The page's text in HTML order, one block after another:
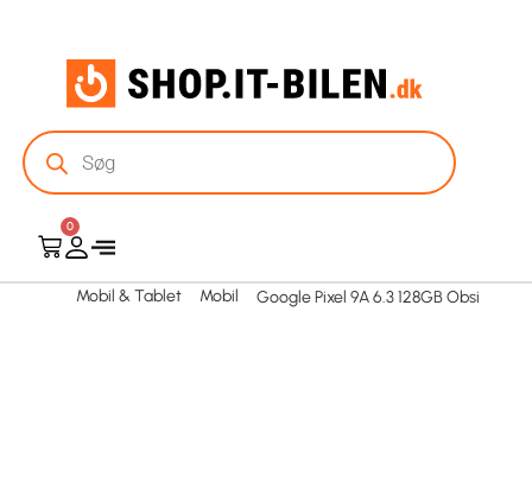
0
Mobil & Tablet Mobil Google Pixel 9A 6.3 128GB Obsi